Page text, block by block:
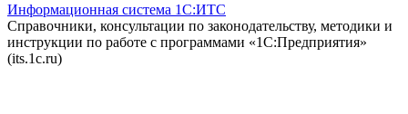
Информационная система 1С:ИТС
Справочники, консультации по законодательству, методики и
инструкции по работе с программами «1С:Предприятия»
(its.1c.ru)